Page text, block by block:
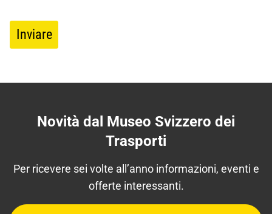
Inviare
Novità dal Museo Svizzero dei
Trasporti
Per ricevere sei volte all’anno informazioni, eventi e
offerte interessanti.